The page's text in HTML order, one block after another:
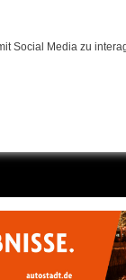
Media zu